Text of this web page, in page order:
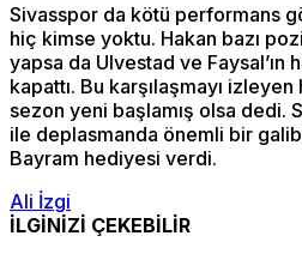
Sivasspor da kötü performans
hiç kimse yoktu. Hakan bazı
yapsa da Ulvestad ve Faysal’ın
kapattı. Bu karşılaşmayı
sezon yeni başlamış olsa dedi.
ile deplasmanda önemli bir
Bayram hediyesi verdi.
Ali İzgi
İLGİNİZİ ÇEKEBİLİR